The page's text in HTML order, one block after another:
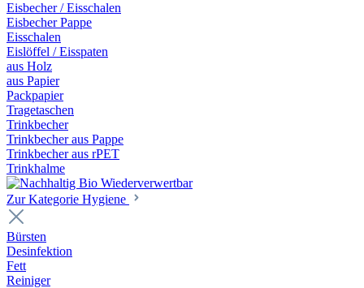
Eisbecher / Eisschalen
Eisbecher Pappe
Eisschalen
Eislöffel / Eisspaten
aus Holz
aus Papier
Packpapier
Tragetaschen
Trinkbecher
Trinkbecher aus Pappe
Trinkbecher aus rPET
Trinkhalme
Zur Kategorie Hygiene
Bürsten
Desinfektion
Fett
Reiniger